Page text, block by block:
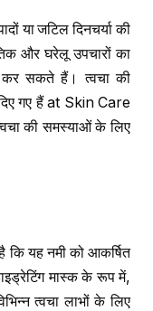
या जटिल दिनचर्या की
और घरेलू उपचारों का
कर सकते हैं। त्वचा की
गए हैं at Skin Care
की समस्याओं के लिए
कि यह नमी को आकर्षित
मास्क के रूप में,
त्वचा लाभों के लिए